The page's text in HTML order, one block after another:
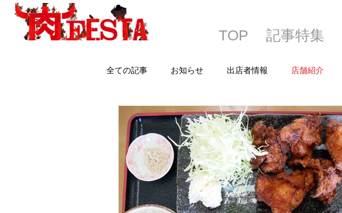
TOP 記事特集
全ての記事 お知らせ 出店者情報 店舗紹介